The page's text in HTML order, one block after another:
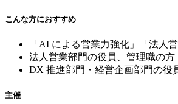
こんな方におすすめ
「AI による営業力強化」「法人
法人営業部門の役員、管理職の方
DX 推進部門・経営企画部門の役
主催